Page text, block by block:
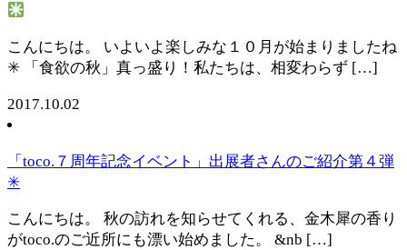
こんにちは。 いよいよ楽しみな１０月が始まりましたね
✳︎ 「食欲の秋」真っ盛り！私たちは、相変わらず […]
2017.10.02
「toco.７周年記念イベント」出展者さんのご紹介第４弾
✳︎
こんにちは。 秋の訪れを知らせてくれる、金木犀の香り
がtoco.のご近所にも漂い始めました。 &nb […]